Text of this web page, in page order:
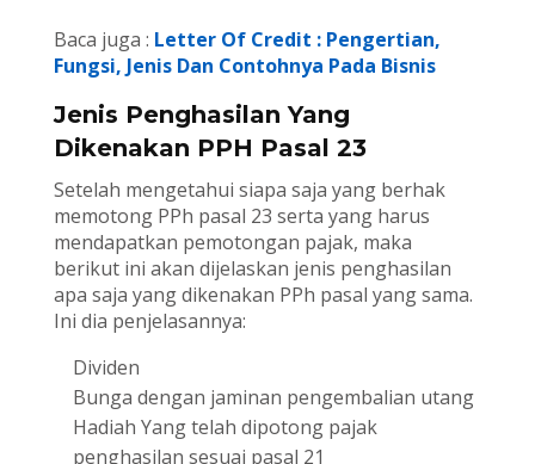
Baca juga : Letter Of Credit : Pengertian,
Fungsi, Jenis Dan Contohnya Pada Bisnis
Jenis Penghasilan Yang
Dikenakan PPH Pasal 23
Setelah mengetahui siapa saja yang berhak
memotong PPh pasal 23 serta yang harus
mendapatkan pemotongan pajak, maka
berikut ini akan dijelaskan jenis penghasilan
apa saja yang dikenakan PPh pasal yang sama.
Ini dia penjelasannya:
Dividen
Bunga dengan jaminan pengembalian utang
Hadiah Yang telah dipotong pajak
penghasilan sesuai pasal 21